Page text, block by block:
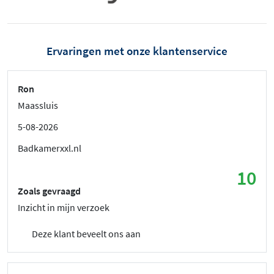
Ervaringen met onze klantenservice
Ron
Maassluis
5-08-2026
Badkamerxxl.nl
10
Zoals gevraagd
Inzicht in mijn verzoek
Deze klant beveelt ons aan